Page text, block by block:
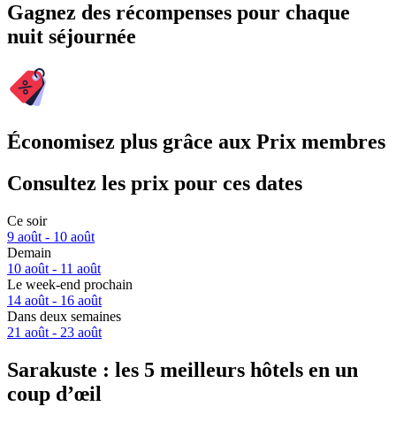
Gagnez des récompenses pour chaque
nuit séjournée
Économisez plus grâce aux Prix membres
Consultez les prix pour ces dates
Ce soir
9 août - 10 août
Demain
10 août - 11 août
Le week-end prochain
14 août - 16 août
Dans deux semaines
21 août - 23 août
Sarakuste : les 5 meilleurs hôtels en un
coup d’œil